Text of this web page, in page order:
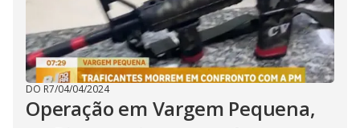
DO R7/04/04/2024
Operação em Vargem Pequena,